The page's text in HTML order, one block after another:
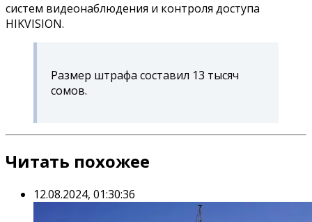
систем видеонаблюдения и контроля доступа
HIKVISION.
Размер штрафа составил 13 тысяч
сомов.
Читать похожее
12.08.2024, 01:30:36